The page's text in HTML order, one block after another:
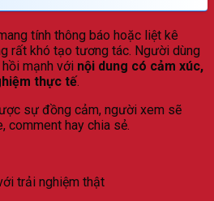
tính thông báo hoặc liệt kê
rất khó tạo tương tác. Người dùng
mạnh với nội dung có cảm xúc,
thực tế.
sự đồng cảm, người xem sẽ
comment hay chia sẻ.
trải nghiệm thật